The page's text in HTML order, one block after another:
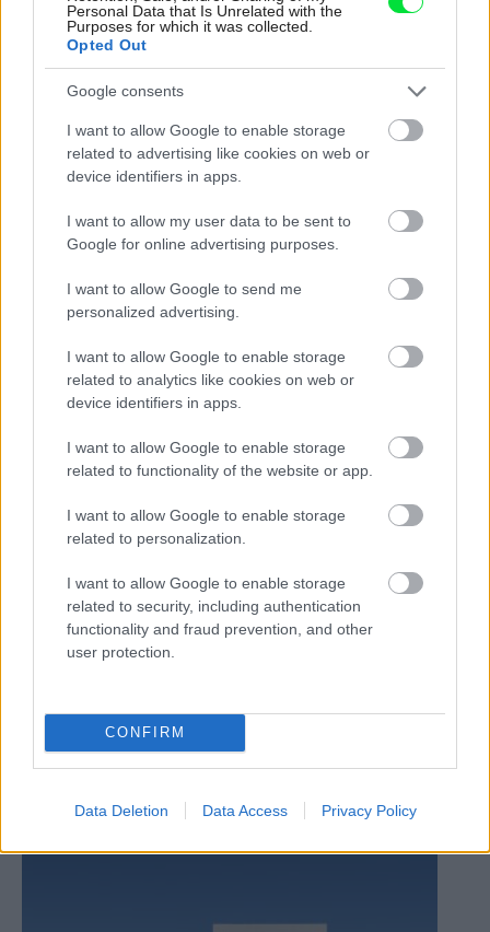
Personal Data that Is Unrelated with the
Purposes for which it was collected.
Opted Out
Google consents
I want to allow Google to enable storage
related to advertising like cookies on web or
device identifiers in apps.
I want to allow my user data to be sent to
Google for online advertising purposes.
I want to allow Google to send me
personalized advertising.
I want to allow Google to enable storage
related to analytics like cookies on web or
device identifiers in apps.
I want to allow Google to enable storage
related to functionality of the website or app.
I want to allow Google to enable storage
related to personalization.
I want to allow Google to enable storage
related to security, including authentication
functionality and fraud prevention, and other
user protection.
CONFIRM
Data Deletion Data Access Privacy Policy
Kedysi boli veľkým trendom, dnes sa im
radšej vyhnite. Týchto 7 vecí robí vašu
obývačku zastaralou